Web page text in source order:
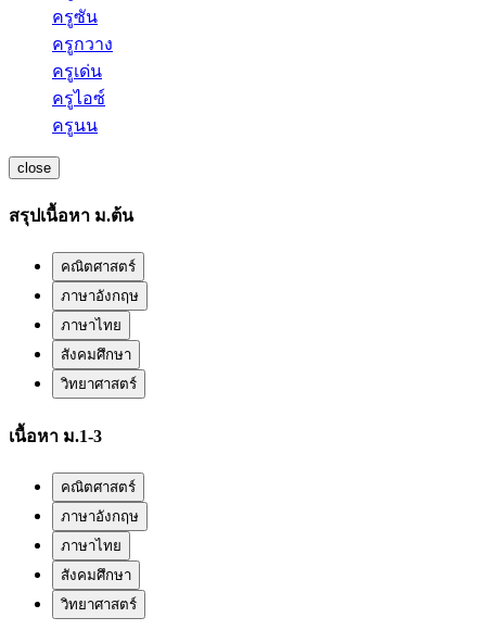
ครูซัน
ครูกวาง
ครูเด่น
ครูไอซ์
ครูนน
close
สรุปเนื้อหา ม.ต้น
คณิตศาสตร์
ภาษาอังกฤษ
ภาษาไทย
สังคมศึกษา
วิทยาศาสตร์
เนื้อหา ม.1-3
คณิตศาสตร์
ภาษาอังกฤษ
ภาษาไทย
สังคมศึกษา
วิทยาศาสตร์